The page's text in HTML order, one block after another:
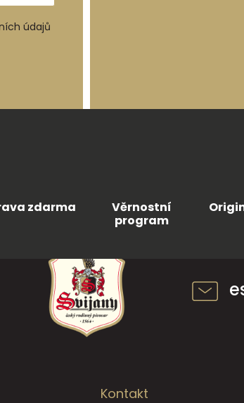
údajů
zdarma
Věrnostní
program
Kontakt